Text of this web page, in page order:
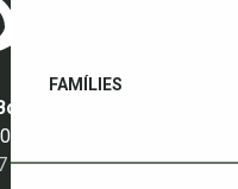
FAMÍLIES
Le Boulou
50 95